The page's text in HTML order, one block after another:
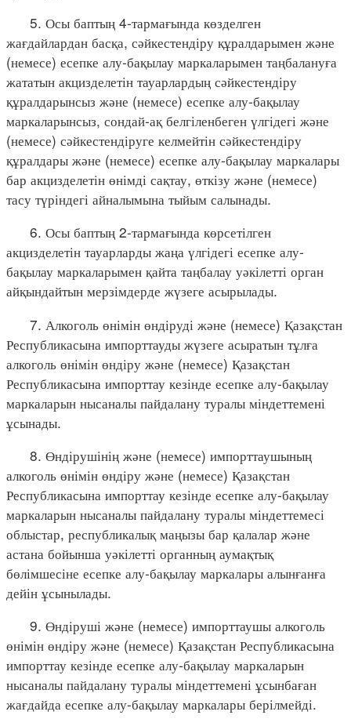
5. Осы баптың 4-тармағында көзделген
жағдайлардан басқа, сәйкестендіру құралдарымен және
(немесе) есепке алу-бақылау маркаларымен таңбалануға
жататын акцизделетін тауарлардың сәйкестендіру
құралдарынсыз және (немесе) есепке алу-бақылау
маркаларынсыз, сондай-ақ белгіленбеген үлгідегі және
(немесе) сәйкестендіруге келмейтін сәйкестендіру
құралдары және (немесе) есепке алу-бақылау маркалары
бар акцизделетін өнімді сақтау, өткізу және (немесе)
тасу түріндегі айналымына тыйым салынады.
6. Осы баптың 2-тармағында көрсетілген
акцизделетін тауарларды жаңа үлгідегі есепке алу-
бақылау маркаларымен қайта таңбалау уәкілетті орган
айқындайтын мерзімдерде жүзеге асырылады.
7. Алкоголь өнімін өндіруді және (немесе) Қазақстан
Республикасына импорттауды жүзеге асыратын тұлға
алкоголь өнімін өндіру және (немесе) Қазақстан
Республикасына импорттау кезінде есепке алу-бақылау
маркаларын нысаналы пайдалану туралы міндеттемені
ұсынады.
8. Өндірушінің және (немесе) импорттаушының
алкоголь өнімін өндіру және (немесе) Қазақстан
Республикасына импорттау кезінде есепке алу-бақылау
маркаларын нысаналы пайдалану туралы міндеттемесі
облыстар, республикалық маңызы бар қалалар және
астана бойынша уәкілетті органның аумақтық
бөлімшесіне есепке алу-бақылау маркалары алынғанға
дейін ұсынылады.
9. Өндіруші және (немесе) импорттаушы алкоголь
өнімін өндіру және (немесе) Қазақстан Республикасына
импорттау кезінде есепке алу-бақылау маркаларын
нысаналы пайдалану туралы міндеттемені ұсынбаған
жағдайда есепке алу-бақылау маркалары берілмейді.